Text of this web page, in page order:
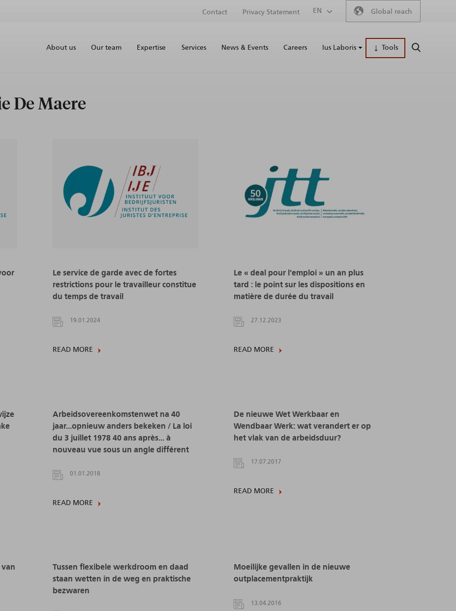
Secondary
menu
Contact Privacy Statement EN Global reach
Main
About us Our team Expertise Services News & Events Careers Ius Laboris Tools SEARCH
De Maere
Le service de garde avec de fortes
restrictions pour le travailleur constitue
du temps de travail
19.01.2024
READ MORE
Le « deal pour l'emploi » un an plus
tard : le point sur les dispositions en
matière de durée du travail
27.12.2023
READ MORE
Arbeidsovereenkomstenwet na 40
jaar...opnieuw anders bekeken / La loi
du 3 juillet 1978 40 ans après... à
nouveau vue sous un angle différent
01.01.2018
READ MORE
De nieuwe Wet Werkbaar en
Wendbaar Werk: wat verandert er op
het vlak van de arbeidsduur?
17.07.2017
READ MORE
van
Tussen flexibele werkdroom en daad
staan wetten in de weg en praktische
bezwaren
Moeilijke gevallen in de nieuwe
outplacementpraktijk
13.04.2016